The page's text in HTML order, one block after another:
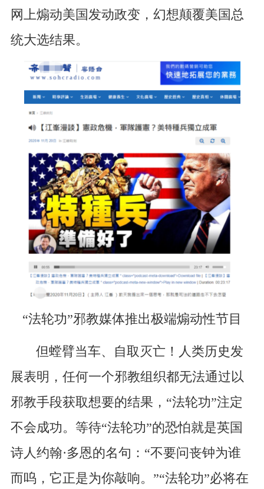
网上煽动美国发动政变，幻想颠覆美国总
统大选结果。
“法轮功”邪教媒体推出极端煽动性节目
但螳臂当车、自取灭亡！人类历史发
展表明，任何一个邪教组织都无法通过以
邪教手段获取想要的结果，“法轮功”注定
不会成功。等待“法轮功”的恐怕就是英国
诗人约翰·多恩的名句：“不要问丧钟为谁
而呜，它正是为你敲响。”“法轮功”必将在